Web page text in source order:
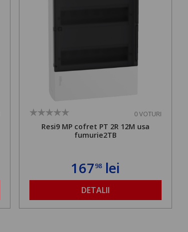
0 VOTURI
Resi9 MP cofret PT 2R 12M usa
fumurie2TB
16798lei
DETALII